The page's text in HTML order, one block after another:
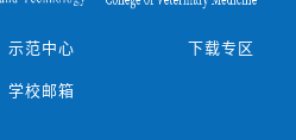
示范中心 下载专区
学校邮箱